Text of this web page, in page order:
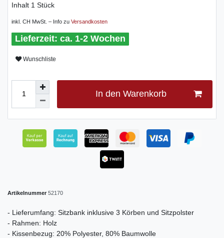
Inhalt 1 Stück
inkl. CH MwSt. – Info zu Versandkosten
ca. 1-2 Wochen
Wunschliste
In den Warenkorb
Artikelnummer 52170
- Lieferumfang: Sitzbank inklusive 3 Körben und Sitzpolster
- Rahmen: Holz
- Kissenbezug: 20% Polyester, 80% Baumwolle